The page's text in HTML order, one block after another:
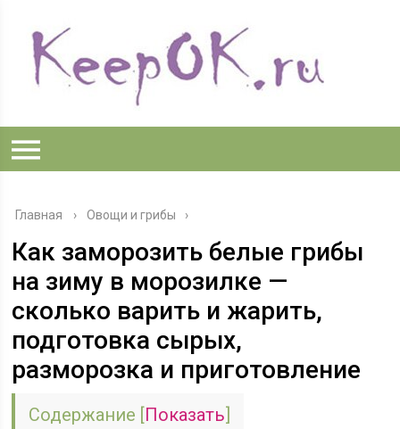
Главная › Овощи и грибы
Как заморозить белые грибы
на зиму в морозилке —
сколько варить и жарить,
подготовка сырых,
разморозка и приготовление
Содержание [Показать]